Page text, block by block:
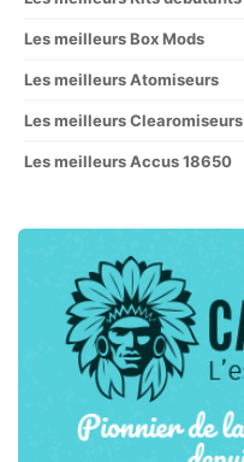
Les meilleurs Box Mods
Les meilleurs Atomiseurs
Les meilleurs Clearomiseurs
Les meilleurs Accus 18650